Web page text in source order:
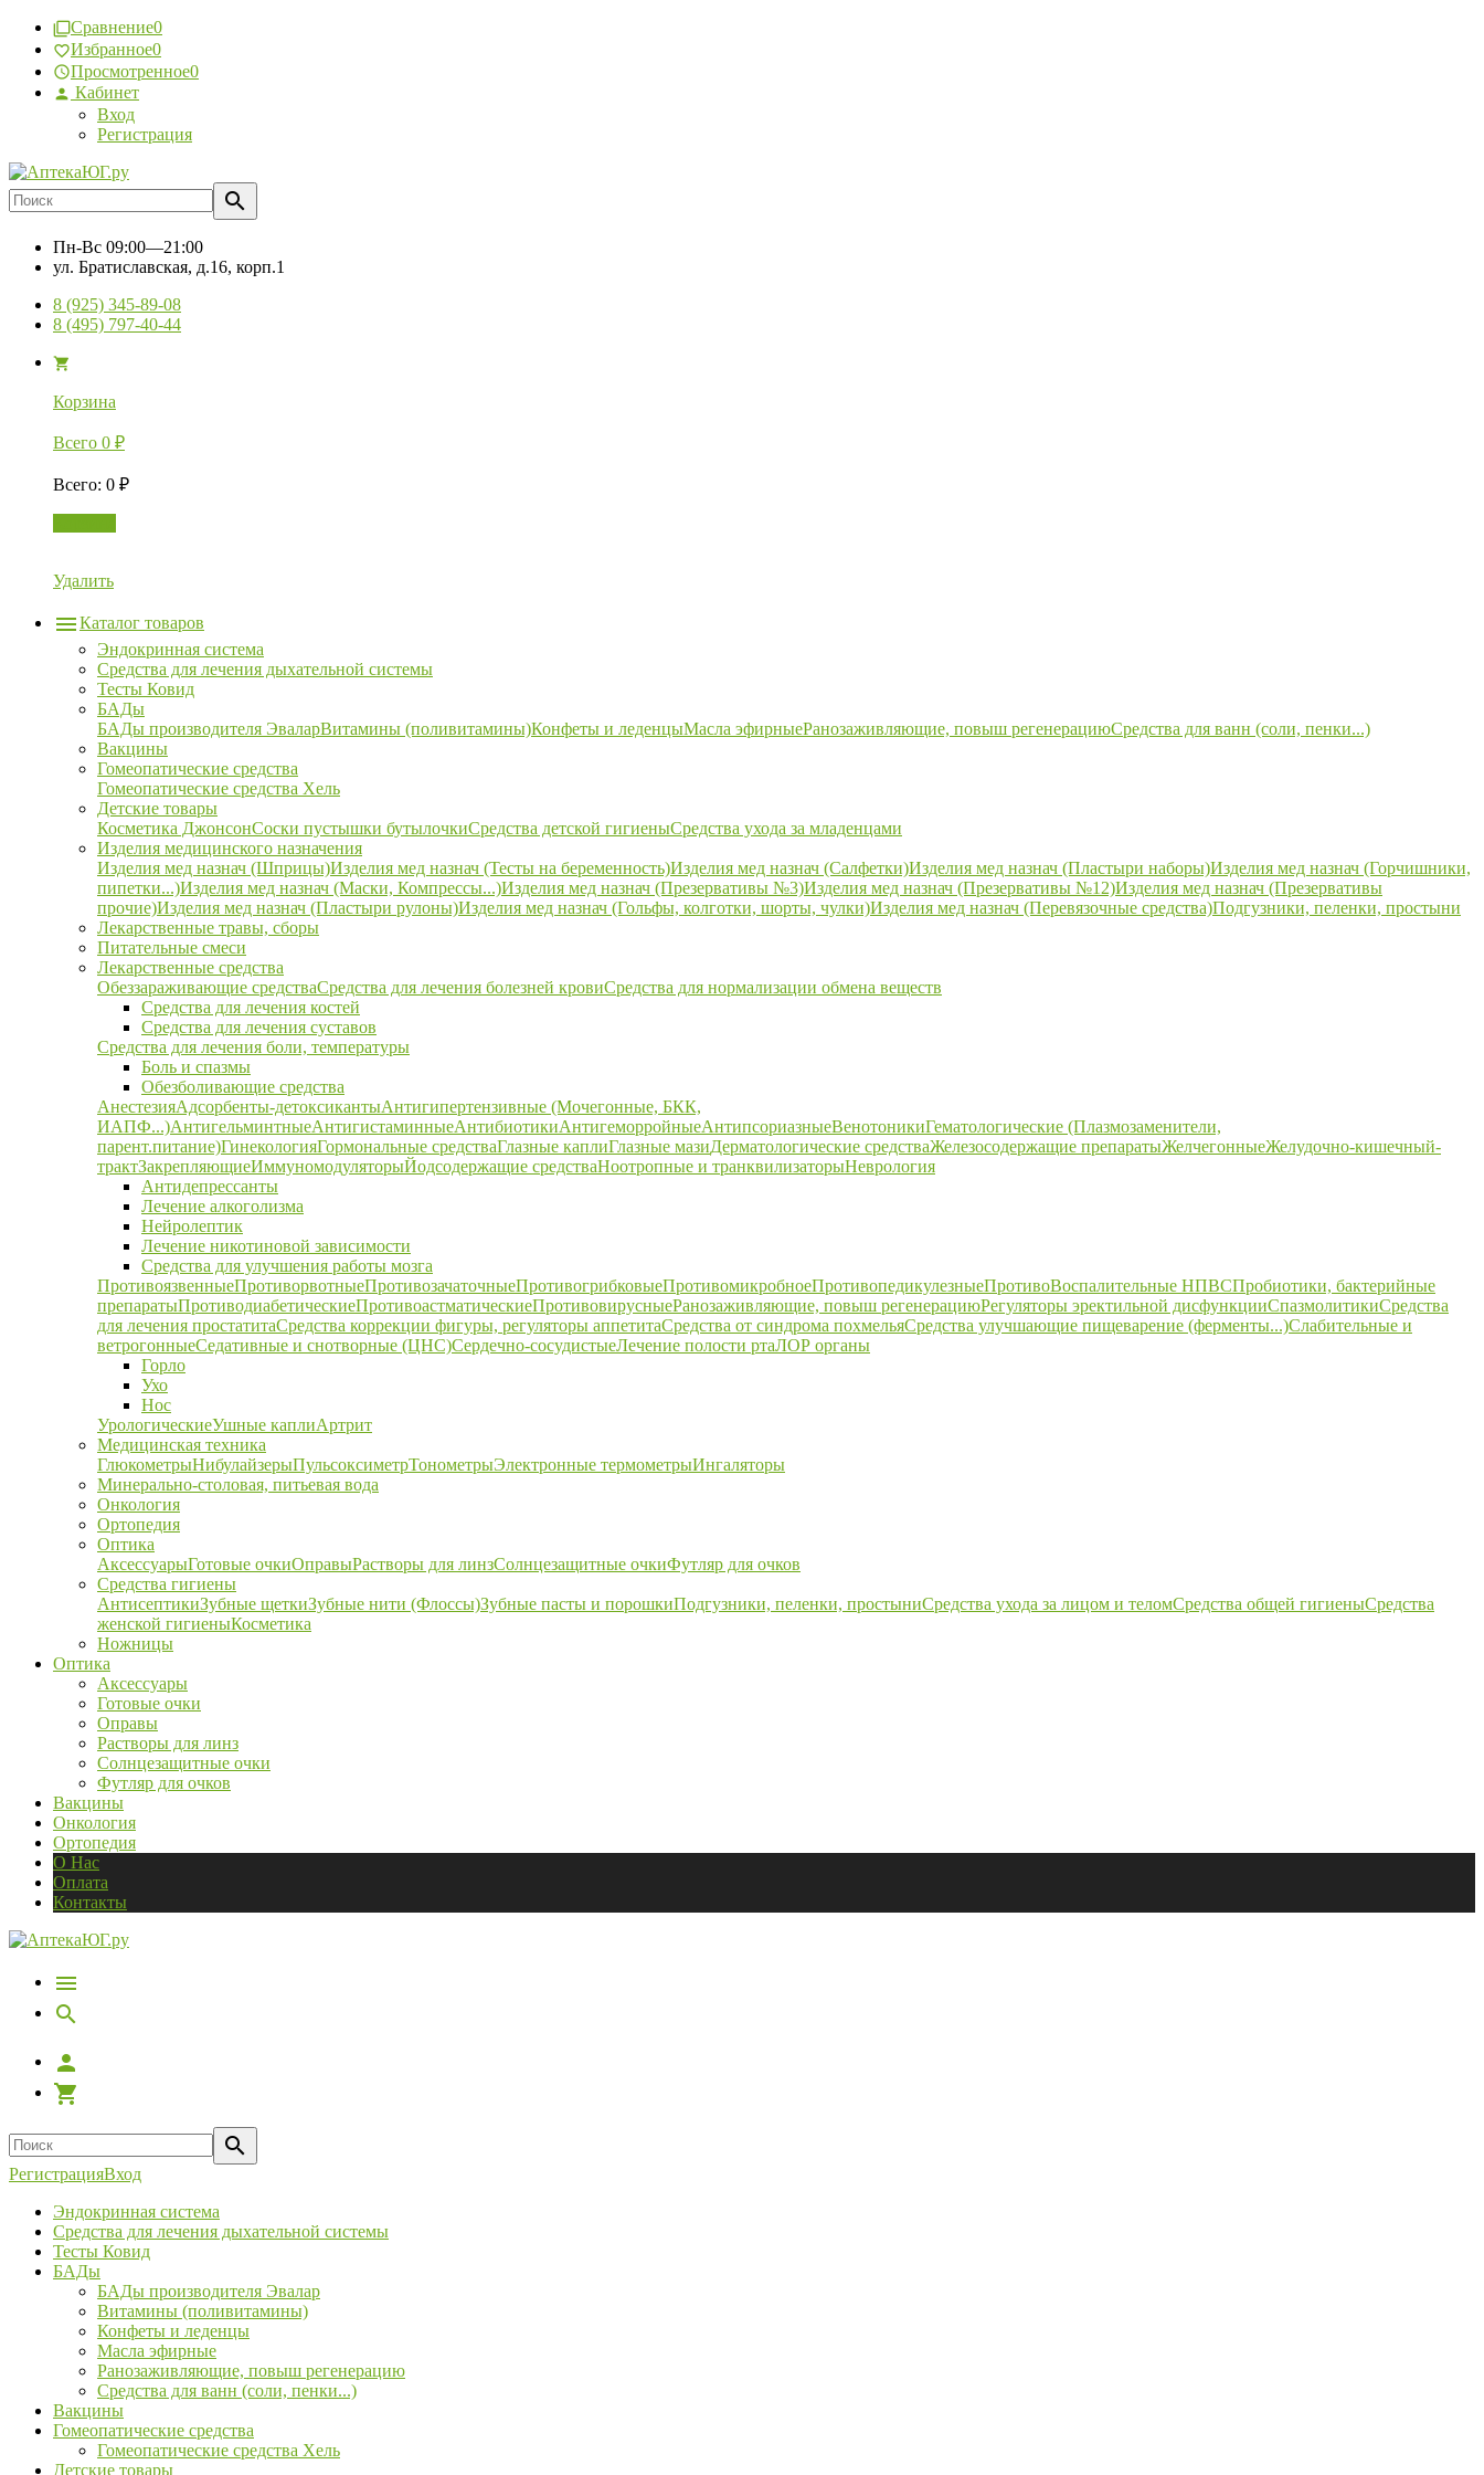
Сравнение0
Избранное0
Просмотренное0
Кабинет
Вход
Регистрация
Пн-Вс 09:00—21:00
ул. Братиславская, д.16, корп.1
8 (925) 345-89-08
8 (495) 797-40-44
Корзина
Всего 0 ₽
Всего: 0 ₽
Удалить
Каталог товаров
Эндокринная система
Средства для лечения дыхательной системы
Тесты Ковид
БАДы
БАДы производителя ЭваларВитамины (поливитамины)Конфеты и леденцыМасла эфирныеРанозаживляющие, повыш регенерациюСредства для ванн (соли, пенки...)
Вакцины
Гомеопатические средства
Гомеопатические средства Хель
Детские товары
Косметика ДжонсонСоски пустышки бутылочкиСредства детской гигиеныСредства ухода за младенцами
Изделия медицинского назначения
Изделия мед назнач (Шприцы)Изделия мед назнач (Тесты на беременность)Изделия мед назнач (Салфетки)Изделия мед назнач (Пластыри наборы)Изделия мед назнач (Горчишники,
пипетки...)Изделия мед назнач (Маски, Компрессы...)Изделия мед назнач (Презервативы №3)Изделия мед назнач (Презервативы №12)Изделия мед назнач (Презервативы
прочие)Изделия мед назнач (Пластыри рулоны)Изделия мед назнач (Гольфы, колготки, шорты, чулки)Изделия мед назнач (Перевязочные средства)Подгузники, пеленки, простыни
Лекарственные травы, сборы
Питательные смеси
Лекарственные средства
Обеззараживающие средстваСредства для лечения болезней кровиСредства для нормализации обмена веществ
Средства для лечения костей
Средства для лечения суставов
Средства для лечения боли, температуры
Боль и спазмы
Обезболивающие средства
АнестезияАдсорбенты-детоксикантыАнтигипертензивные (Мочегонные, БКК,
ИАПФ...)АнтигельминтныеАнтигистаминныеАнтибиотикиАнтигеморройныеАнтипсориазныеВенотоникиГематологические (Плазмозаменители,
парент.питание)ГинекологияГормональные средстваГлазные каплиГлазные мазиДерматологические средстваЖелезосодержащие препаратыЖелчегонныеЖелудочно-кишечный-
трактЗакрепляющиеИммуномодуляторыЙодсодержащие средстваНоотропные и транквилизаторыНеврология
Антидепрессанты
Лечение алкоголизма
Нейролептик
Лечение никотиновой зависимости
Средства для улучшения работы мозга
ПротивоязвенныеПротиворвотныеПротивозачаточныеПротивогрибковыеПротивомикробноеПротивопедикулезныеПротивоВоспалительные НПВСПробиотики, бактерийные
препаратыПротиводиабетическиеПротивоастматическиеПротивовирусныеРанозаживляющие, повыш регенерациюРегуляторы эректильной дисфункцииСпазмолитикиСредства
для лечения простатитаСредства коррекции фигуры, регуляторы аппетитаСредства от синдрома похмельяСредства улучшающие пищеварение (ферменты...)Слабительные и
ветрогонныеСедативные и снотворные (ЦНС)Сердечно-сосудистыеЛечение полости ртаЛОР органы
Горло
Ухо
Нос
УрологическиеУшные каплиАртрит
Медицинская техника
ГлюкометрыНибулайзерыПульсоксиметрТонометрыЭлектронные термометрыИнгаляторы
Минерально-столовая, питьевая вода
Онкология
Ортопедия
Оптика
АксессуарыГотовые очкиОправыРастворы для линзСолнцезащитные очкиФутляр для очков
Средства гигиены
АнтисептикиЗубные щеткиЗубные нити (Флоссы)Зубные пасты и порошкиПодгузники, пеленки, простыниСредства ухода за лицом и теломСредства общей гигиеныСредства
женской гигиеныКосметика
Ножницы
Оптика
Аксессуары
Готовые очки
Оправы
Растворы для линз
Солнцезащитные очки
Футляр для очков
Вакцины
Онкология
Ортопедия
О Нас
Оплата
Контакты
РегистрацияВход
Эндокринная система
Средства для лечения дыхательной системы
Тесты Ковид
БАДы
БАДы производителя Эвалар
Витамины (поливитамины)
Конфеты и леденцы
Масла эфирные
Ранозаживляющие, повыш регенерацию
Средства для ванн (соли, пенки...)
Вакцины
Гомеопатические средства
Гомеопатические средства Хель
Детские товары